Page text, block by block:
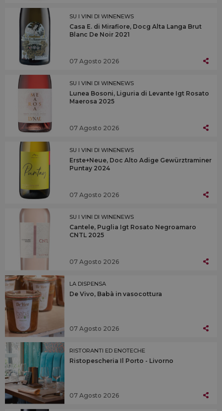
SU I VINI DI WINENEWS
Casa E. di Mirafiore, Docg Alta Langa Brut
Blanc De Noir 2021
07 Agosto 2026
SU I VINI DI WINENEWS
Lunea Bosoni, Liguria di Levante Igt Rosato
Maerosa 2025
07 Agosto 2026
SU I VINI DI WINENEWS
Erste+Neue, Doc Alto Adige Gewürztraminer
Puntay 2024
07 Agosto 2026
SU I VINI DI WINENEWS
Cantele, Puglia Igt Rosato Negroamaro
CNTL 2025
07 Agosto 2026
LA DISPENSA
De Vivo, Babà in vasocottura
07 Agosto 2026
RISTORANTI ED ENOTECHE
Ristopescheria Il Porto - Livorno
07 Agosto 2026